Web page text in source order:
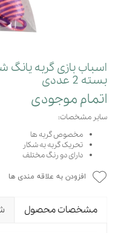
اسباب بازی گربه
بسته 2 عددی
اتمام موجودی
سایر مشخصات:
مخصوص گربه ها
تحریک گربه به شکار
دارای دو رنگ مختلف
افزودن به علاقه مندی ها
مشخصات محصول